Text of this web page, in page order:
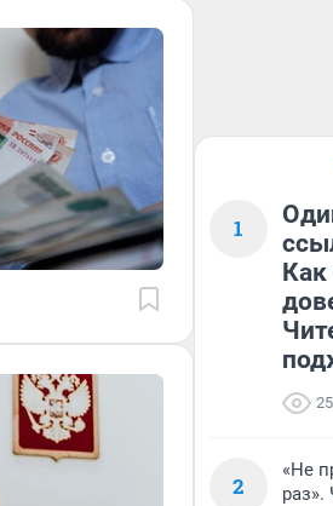
1
2
«Не
раз».